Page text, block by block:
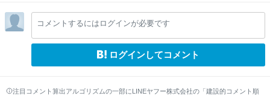
コメントするにはログインが必要です
ログインしてコメント
注目コメント算出アルゴリズムの一部にLINEヤフー株式会社の「建設的コメント順